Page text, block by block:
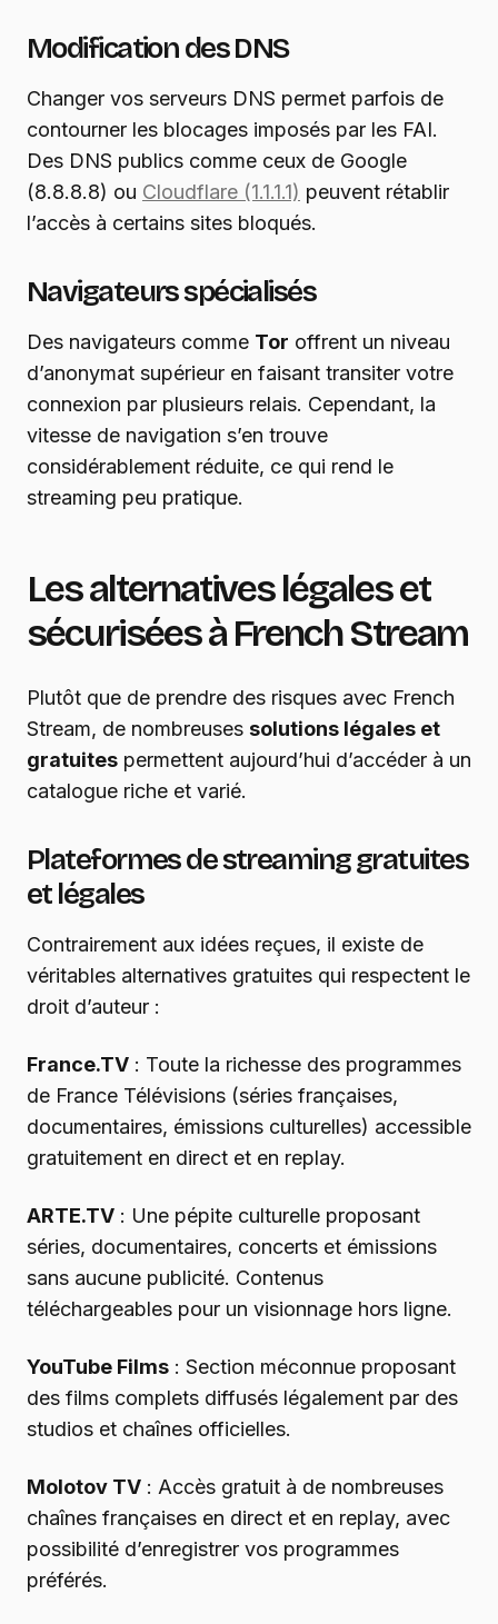
Modification des DNS
Changer vos serveurs DNS permet parfois de
contourner les blocages imposés par les FAI.
Des DNS publics comme ceux de Google
(8.8.8.8) ou Cloudflare (1.1.1.1) peuvent rétablir
l’accès à certains sites bloqués.
Navigateurs spécialisés
Des navigateurs comme Tor offrent un niveau
d’anonymat supérieur en faisant transiter votre
connexion par plusieurs relais. Cependant, la
vitesse de navigation s’en trouve
considérablement réduite, ce qui rend le
streaming peu pratique.
Les alternatives légales et
sécurisées à French Stream
Plutôt que de prendre des risques avec French
Stream, de nombreuses solutions légales et
gratuites permettent aujourd’hui d’accéder à un
catalogue riche et varié.
Plateformes de streaming gratuites
et légales
Contrairement aux idées reçues, il existe de
véritables alternatives gratuites qui respectent le
droit d’auteur :
France.TV : Toute la richesse des programmes
de France Télévisions (séries françaises,
documentaires, émissions culturelles) accessible
gratuitement en direct et en replay.
ARTE.TV : Une pépite culturelle proposant
séries, documentaires, concerts et émissions
sans aucune publicité. Contenus
téléchargeables pour un visionnage hors ligne.
YouTube Films : Section méconnue proposant
des films complets diffusés légalement par des
studios et chaînes officielles.
Molotov TV : Accès gratuit à de nombreuses
chaînes françaises en direct et en replay, avec
possibilité d’enregistrer vos programmes
préférés.